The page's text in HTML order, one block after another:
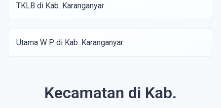
TKLB di Kab. Karanganyar
Utama W P di Kab. Karanganyar
Kecamatan di Kab.